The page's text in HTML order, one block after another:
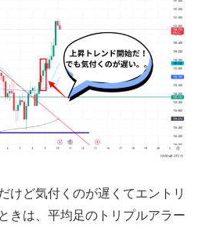
けど気付くのが遅くてエントリ
きは、平均足のトリプルアラー